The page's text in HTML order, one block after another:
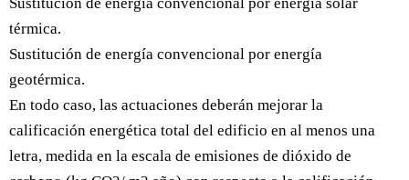
térmica.
Sustitución de energía convencional por energía
geotérmica.
En todo caso, las actuaciones deberán mejorar la
calificación energética total del edificio en al menos una
letra, medida en la escala de emisiones de dióxido de